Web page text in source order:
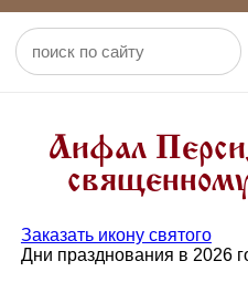
Аифал
Заказать икону святого
Дни празднования в 2026